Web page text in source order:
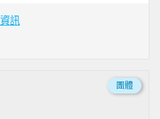
訊
團體